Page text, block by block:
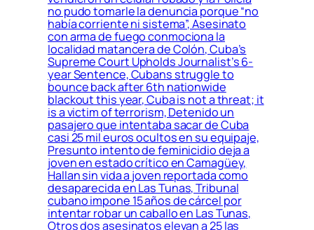
no pudo tomarle la denuncia porque “no
había corriente ni sistema”, Asesinato
con arma de fuego conmociona la
localidad matancera de Colón, Cuba’s
Supreme Court Upholds Journalist’s 6-
year Sentence, Cubans struggle to
bounce back after 6th nationwide
blackout this year, Cuba is not a threat; it
is a victim of terrorism, Detenido un
pasajero que intentaba sacar de Cuba
casi 25 mil euros ocultos en su equipaje,
Presunto intento de feminicidio deja a
joven en estado crítico en Camagüey,
Hallan sin vida a joven reportada como
desaparecida en Las Tunas, Tribunal
cubano impone 15 años de cárcel por
intentar robar un caballo en Las Tunas,
Otros dos asesinatos elevan a 25 las